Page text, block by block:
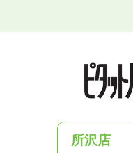
所沢店